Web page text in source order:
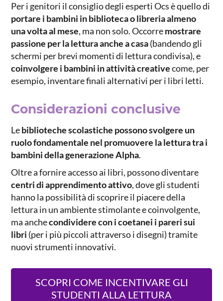
Per i genitori il consiglio degli esperti Ocs è quello di
portare i bambini in biblioteca o libreria almeno
una volta al mese, ma non solo. Occorremostrare
passione per la lettura anche a casa(bandendo gli
schermi per brevi momenti di lettura condivisa), e
coinvolgere i bambini in attività creativecome, per
esempio, inventare finali alternativi per i libri letti.
Considerazioni conclusive
Lebiblioteche scolastiche possono svolgere un
ruolo fondamentale nel promuovere la lettura tra i
bambini della generazione Alpha.
Oltre a fornire accesso ai libri, possono diventare
centri di apprendimento attivo, dove gli studenti
hanno la possibilità di scoprire il piacere della
lettura in un ambiente stimolante e coinvolgente,
ma anchecondividere con i coetanei i pareri sui
libri (per i più piccoli attraverso i disegni) tramite
nuovi strumenti innovativi.
SCOPRI COME INCENTIVARE GLI
STUDENTI ALLA LETTURA